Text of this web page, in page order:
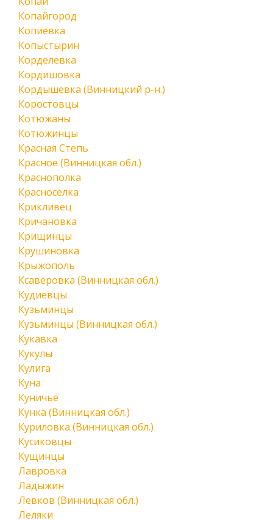
Копайгород
Копиевка
Копыстырин
Корделевка
Кордишовка
Кордышевка (Винницкий р-н.)
Коростовцы
Котюжаны
Котюжинцы
Красная Степь
Красное (Винницкая обл.)
Краснополка
Красноселка
Крикливец
Кричановка
Крищинцы
Крушиновка
Крыжополь
Ксаверовка (Винницкая обл.)
Кудиевцы
Кузьминцы
Кузьминцы (Винницкая обл.)
Кукавка
Кукулы
Кулига
Куна
Куничье
Кунка (Винницкая обл.)
Куриловка (Винницкая обл.)
Кусиковцы
Кущинцы
Лавровка
Ладыжин
Левков (Винницкая обл.)
Леляки